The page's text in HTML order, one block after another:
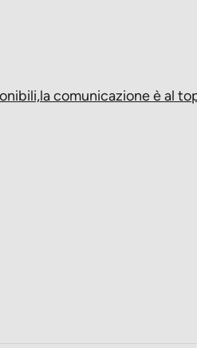
comunicazione è al